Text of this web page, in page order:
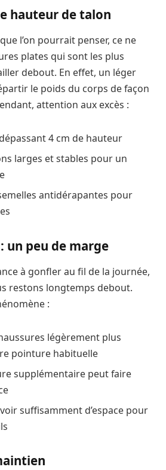
hauteur de talon
l’on pourrait penser, ce ne
plates qui sont les plus
debout. En effet, un léger
le poids du corps de façon
attention aux excès :
4 cm de hauteur
larges et stables pour un
antidérapantes pour
un peu de marge
à gonfler au fil de la journée,
restons longtemps debout.
:
légèrement plus
pointure habituelle
supplémentaire peut faire
suffisamment d’espace pour